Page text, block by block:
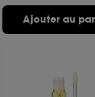
Ajouter au